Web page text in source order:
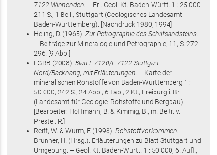
7122 Winnenden. – Erl. Geol. Kt. Baden-Württ. 1 : 25 000,
211 S., 1 Beil., Stuttgart (Geologisches Landesamt
Baden-Württemberg). [Nachdruck 1980, 1994]
Heling, D. (1965). Zur Petrographie des Schilfsandsteins.
– Beiträge zur Mineralogie und Petrographie, 11 , S. 272–
296. [9 Abb.]
LGRB (2008). Blatt L 7120/L 7122 Stuttgart-
Nord/Backnang, mit Erläuterungen. – Karte der
mineralischen Rohstoffe von Baden-Württemberg 1 :
50 000, 242 S., 24 Abb., 6 Tab., 2 Kt., Freiburg i. Br.
(Landesamt für Geologie, Rohstoffe und Bergbau).
[Bearbeiter: Hoffmann, B. & Kimmig, B., m. Beitr. v.
Prestel, R.]
Reiff, W. & Wurm, F. (1998). Rohstoffvorkommen. –
Brunner, H. (Hrsg.). Erläuterungen zu Blatt Stuttgart und
Umgebung. – Geol. Kt. Baden-Württ. 1 : 50 000, 6. Aufl.,